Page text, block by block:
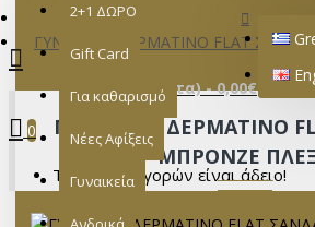
0 προϊόν(τα) - 0,00€
0
Το καλάθι αγορών είναι άδειο!
2+1 ΔΩΡΟ
Gift Card
Για καθαρισμό
Νέες Αφίξεις
Γυναικεία
ΓΥΝΑΙΚΕΙΟ ΔΕΡΜΑΤΙΝΟ FLAT
ΓΥΝΑΙΚΕΙΟ ΔΕΡΜΑΤΙΝΟ
ΜΠΡΟΝΖΕ